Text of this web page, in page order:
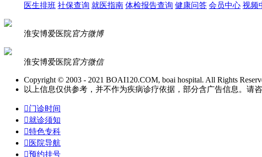
医生排班 社保查询 就医指南 体检报告查询 健康问答 会员中心 视频
淮安博爱医院官方微博
淮安博爱医院官方微信
Copyright © 2003 - 2021 BOAI120.COM, boai hospital. All Rights
以上信息仅供参考，并不作为疾病诊疗依据，部分含广告信息。请
门诊时间
就诊须知
特色专科
 医院导航
预约挂号